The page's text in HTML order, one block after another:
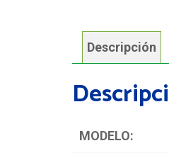
Descripción
MODELO: